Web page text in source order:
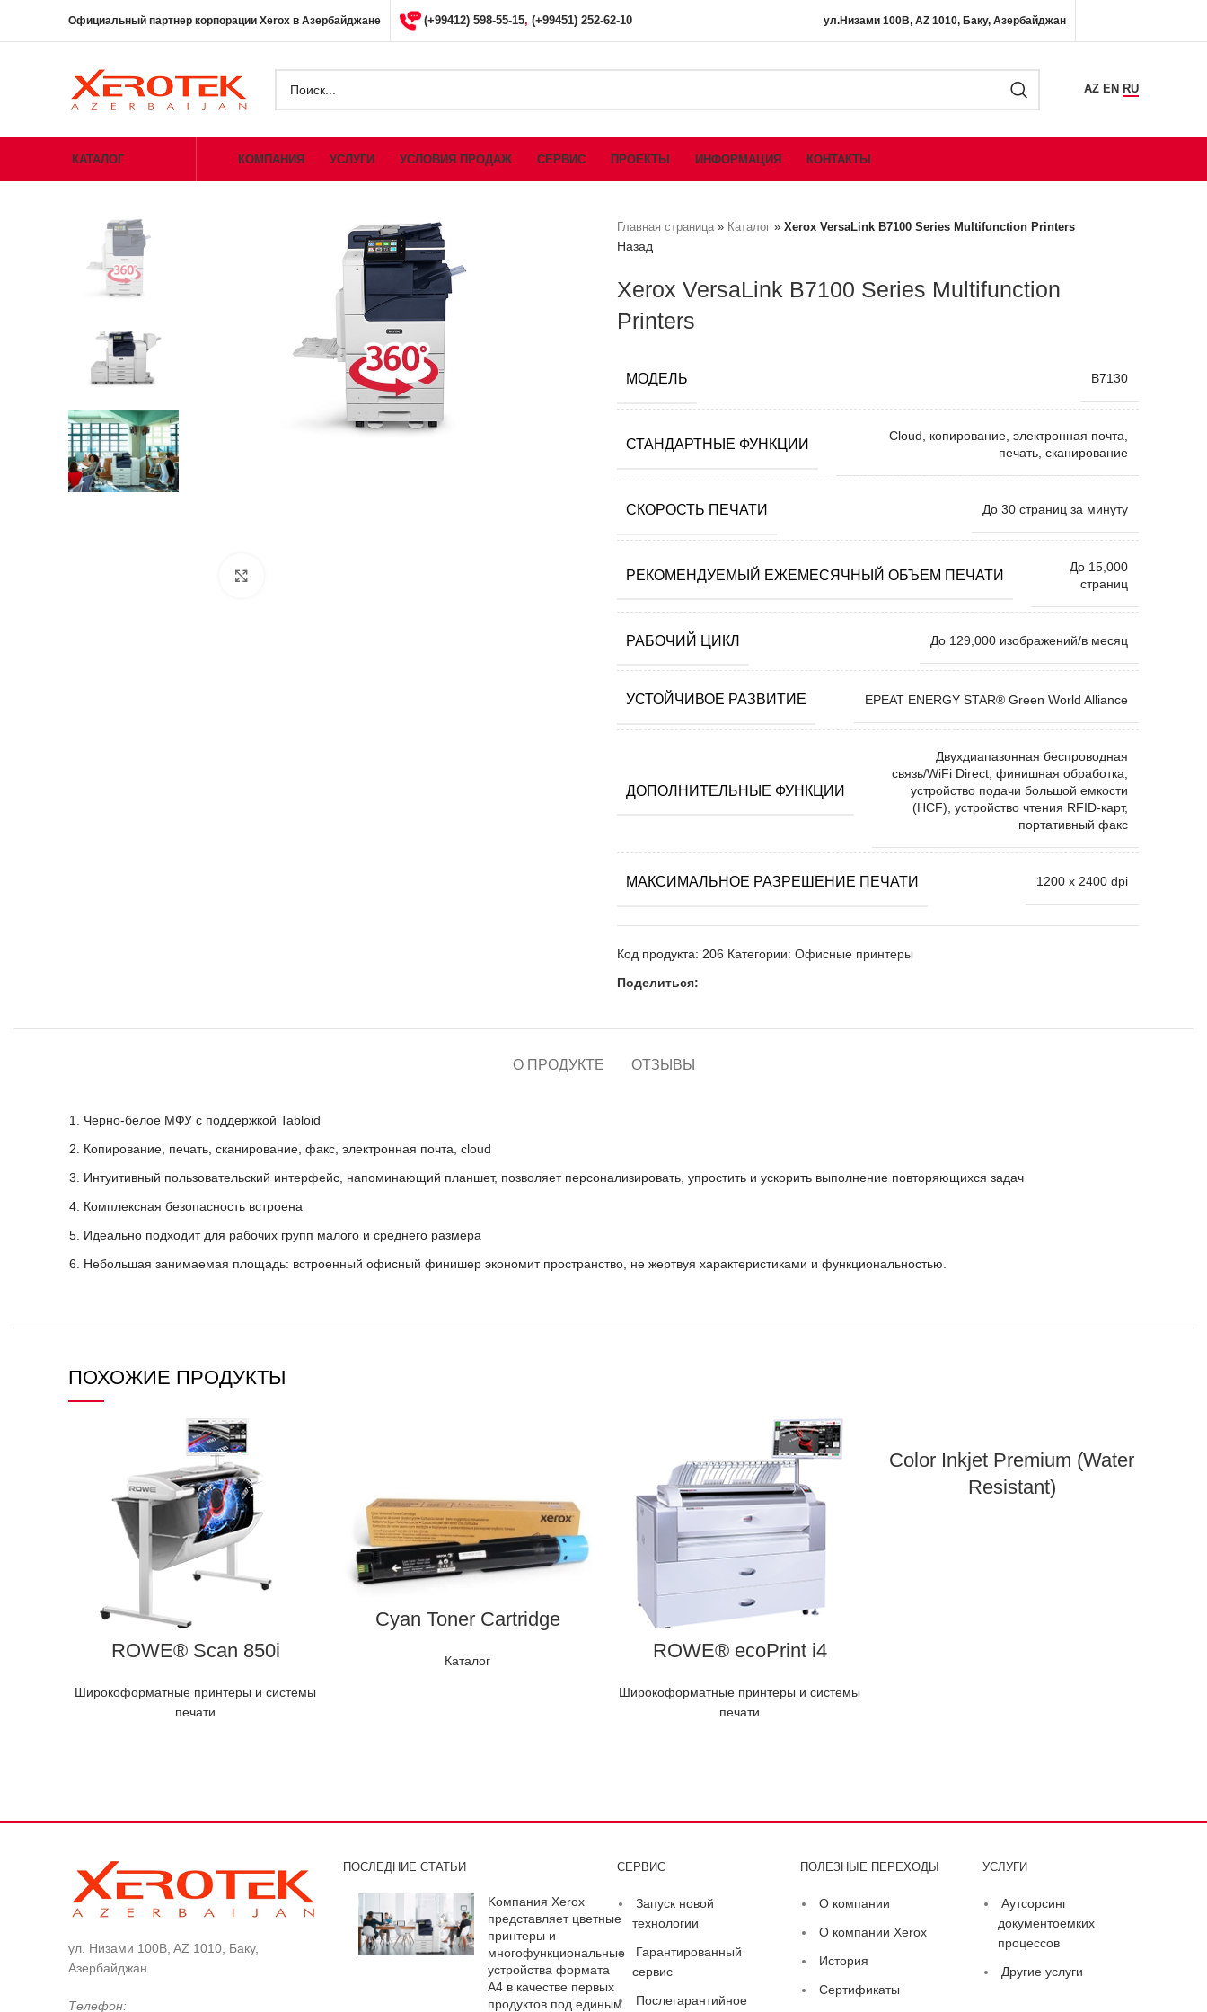
Официальный партнер корпорации Xerox в Азербайджане (+99412) 598-55-15, (+99451) 252-62-10 ул.Низами 100B, AZ 1010, Баку, Азербайджан
AZ EN RU
КАТАЛОГ КОМПАНИЯ УСЛУГИ УСЛОВИЯ ПРОДАЖ СЕРВИС ПРОЕКТЫ ИНФОРМАЦИЯ КОНТАКТЫ
Главная страница » Каталог » Xerox VersaLink B7100 Series Multifunction Printers
Назад
Xerox VersaLink B7100 Series Multifunction
Printers
МОДЕЛЬ B7130
СТАНДАРТНЫЕ ФУНКЦИИ
Cloud, копирование, электронная почта,
печать, сканирование
СКОРОСТЬ ПЕЧАТИ До 30 страниц за минуту
РЕКОМЕНДУЕМЫЙ ЕЖЕМЕСЯЧНЫЙ ОБЪЕМ ПЕЧАТИ
До 15,000
страниц
РАБОЧИЙ ЦИКЛ До 129,000 изображений/в месяц
УСТОЙЧИВОЕ РАЗВИТИЕ EPEAT ENERGY STAR® Green World Alliance
ДОПОЛНИТЕЛЬНЫЕ ФУНКЦИИ
Двухдиапазонная беспроводная
связь/WiFi Direct, финишная обработка,
устройство подачи большой емкости
(HCF), устройство чтения RFID-карт,
портативный факс
МАКСИМАЛЬНОЕ РАЗРЕШЕНИЕ ПЕЧАТИ 1200 x 2400 dpi
Код продукта: 206 Категории: Офисные принтеры
Поделиться:
О ПРОДУКТЕ ОТЗЫВЫ
Черно-белое МФУ с поддержкой Tabloid
Копирование, печать, сканирование, факс, электронная почта, cloud
Интуитивный пользовательский интерфейс, напоминающий планшет, позволяет персонализировать, упростить и ускорить выполнение повторяющихся задач
Комплексная безопасность встроена
Идеально подходит для рабочих групп малого и среднего размера
Небольшая занимаемая площадь: встроенный офисный финишер экономит пространство, не жертвуя характеристиками и функциональностью.
ПОХОЖИЕ ПРОДУКТЫ
ROWE® Scan 850i
Широкоформатные принтеры и системы
печати
Cyan Toner Cartridge
Каталог ROWE® ecoPrint i4
Широкоформатные принтеры и системы
печати
Color Inkjet Premium (Water
Resistant)
ул. Низами 100B, AZ 1010, Баку,
Азербайджан
Телефон:
ПОСЛЕДНИЕ СТАТЬИ
Kомпания Xerox
представляет цветные
принтеры и
многофункциональные
устройства формата
A4 в качестве первых
продуктов под единым
СЕРВИС
Запуск новой
технологии
Гарантированный
сервис
Послегарантийное
ПОЛЕЗНЫЕ ПЕРЕХОДЫ
О компании
О компании Xerox
История
Сертификаты
УСЛУГИ
Аутсорсинг
документоемких
процессов
Другие услуги